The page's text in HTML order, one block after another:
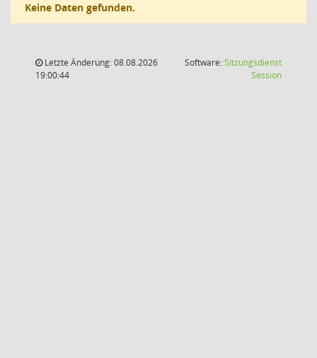
Keine Daten gefunden.
Letzte Änderung: 08.08.2026
19:00:44
Software:Sitzungsdienst
Session(Wird in